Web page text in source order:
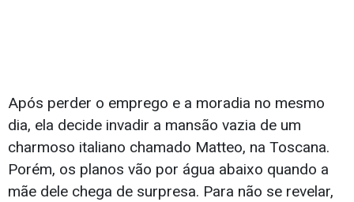
Após perder o emprego e a moradia no mesmo
dia, ela decide invadir a mansão vazia de um
charmoso italiano chamado Matteo, na Toscana.
Porém, os planos vão por água abaixo quando a
mãe dele chega de surpresa. Para não se revelar,